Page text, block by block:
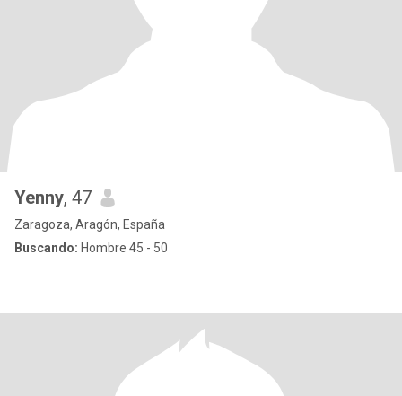
Yenny, 47
Zaragoza, Aragón, España
Buscando: Hombre 45 - 50